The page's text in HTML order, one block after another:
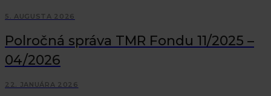
5. AUGUSTA 2026
Polročná správa TMR Fondu 11/2025 –
04/2026
22. JANUÁRA 2026